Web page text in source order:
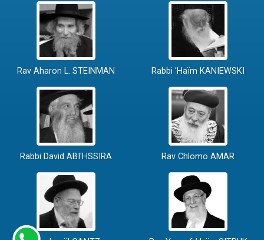
Rav Aharon L. STEINMAN Rabbi 'Haïm KANIEWSKI
Rabbi David ABI'HSSIRA Rav Chlomo AMAR